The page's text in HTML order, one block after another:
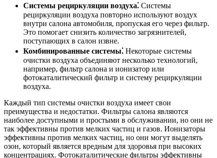
Системы рециркуляции воздуха⁚ Системы
рециркуляции воздуха повторно используют воздух
внутри салона автомобиля, пропуская его через фильтр.
Это помогает снизить количество загрязнителей,
поступающих в салон извне.
Комбинированные системы⁚ Некоторые системы
очистки воздуха объединяют несколько технологий,
например, фильтр салона и ионизатор или
фотокаталитический фильтр и систему рециркуляции
воздуха.
Каждый тип системы очистки воздуха имеет свои
преимущества и недостатки. Фильтры салона являются
наиболее доступными и простыми в обслуживании, но они не
так эффективны против мелких частиц и газов. Ионизаторы
эффективны против мелких частиц, но они могут выделять
озон, который является вредным для здоровья при высоких
концентрациях. Фотокаталитические фильтры эффективны